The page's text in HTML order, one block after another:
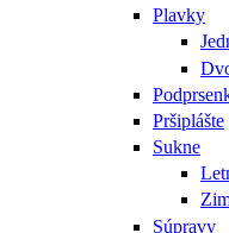
Plavky
Pršiplášte
Sukne
Súpravy